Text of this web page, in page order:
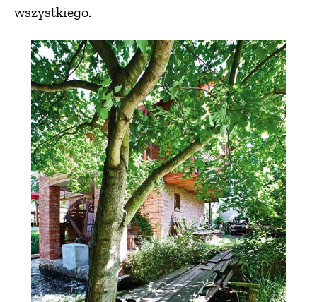
wszystkiego.